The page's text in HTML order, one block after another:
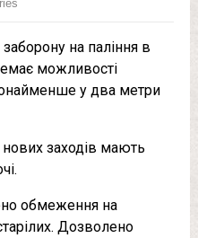
на паління в
можливості
у два метри
заходів мають
обмеження на
Дозволено